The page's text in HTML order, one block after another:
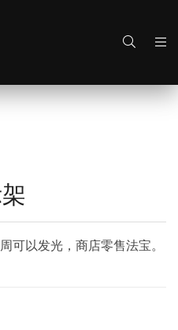
可以发光，商店零售法宝。